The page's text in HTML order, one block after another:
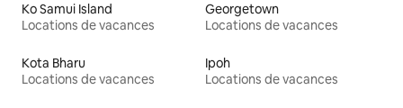
Ko Samui Island
Locations de vacances
Georgetown
Locations de vacances
Kota Bharu
Locations de vacances
Ipoh
Locations de vacances